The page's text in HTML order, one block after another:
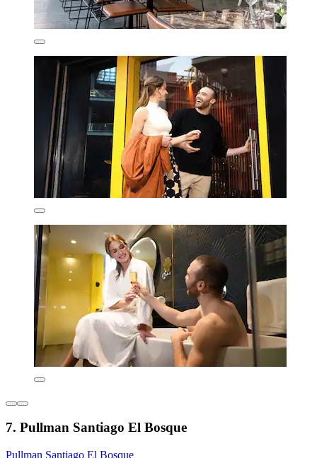
7. Pullman Santiago El Bosque
Pullman Santiago El Bosque